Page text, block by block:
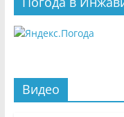
Видео